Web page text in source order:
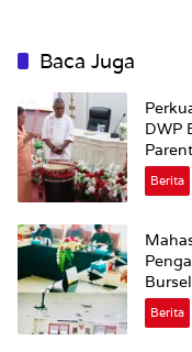
Baca Juga
DWP
Berita
Jalan
Berita